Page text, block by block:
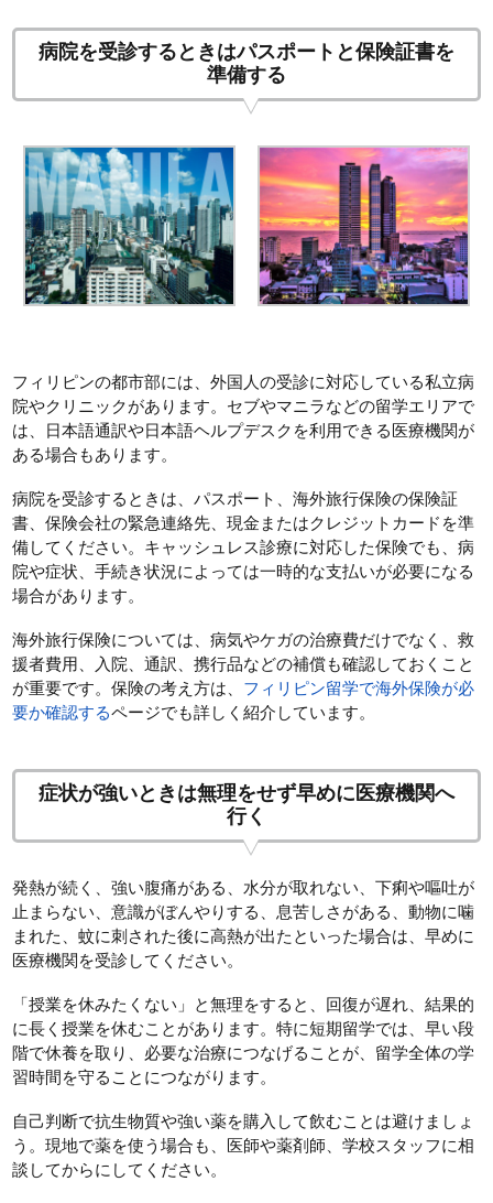
病院を受診するときはパスポートと保険証書を
準備する
フィリピンの都市部には、外国人の受診に対応している私立病
院やクリニックがあります。セブやマニラなどの留学エリアで
は、日本語通訳や日本語ヘルプデスクを利用できる医療機関が
ある場合もあります。
病院を受診するときは、パスポート、海外旅行保険の保険証
書、保険会社の緊急連絡先、現金またはクレジットカードを準
備してください。キャッシュレス診療に対応した保険でも、病
院や症状、手続き状況によっては一時的な支払いが必要になる
場合があります。
海外旅行保険については、病気やケガの治療費だけでなく、救
援者費用、入院、通訳、携行品などの補償も確認しておくこと
が重要です。保険の考え方は、 フィリピン留学で海外保険が必
要か確認するページでも詳しく紹介しています。
症状が強いときは無理をせず早めに医療機関へ
行く
発熱が続く、強い腹痛がある、水分が取れない、下痢や嘔吐が
止まらない、意識がぼんやりする、息苦しさがある、動物に噛
まれた、蚊に刺された後に高熱が出たといった場合は、早めに
医療機関を受診してください。
「授業を休みたくない」と無理をすると、回復が遅れ、結果的
に長く授業を休むことがあります。特に短期留学では、早い段
階で休養を取り、必要な治療につなげることが、留学全体の学
習時間を守ることにつながります。
自己判断で抗生物質や強い薬を購入して飲むことは避けましょ
う。現地で薬を使う場合も、医師や薬剤師、学校スタッフに相
談してからにしてください。